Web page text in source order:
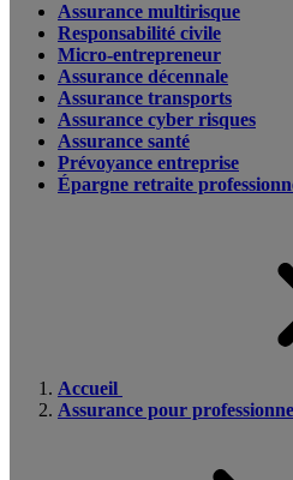
Assurance multirisque
Responsabilité civile
Micro-entrepreneur
Assurance décennale
Assurance transports
Assurance cyber risques
Assurance santé
Prévoyance entreprise
Épargne retraite
Accueil
Assurance pour